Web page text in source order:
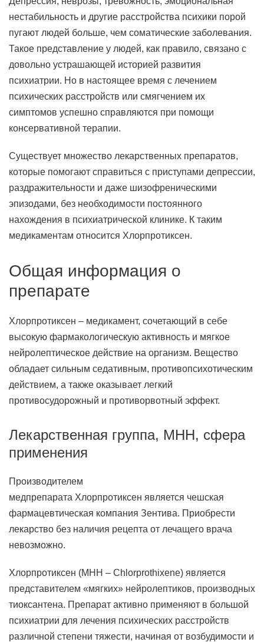
нестабильность и другие расстройства психики порой
пугают людей больше, чем соматические заболевания.
Такое представление у людей, как правило, связано с
довольно устрашающей историей развития
психиатрии. Но в настоящее время с лечением
психических расстройств или смягчением их
симптомов успешно справляются при помощи
консервативной терапии.
Существует множество лекарственных препаратов,
которые помогают справиться с приступами депрессии,
раздражительности и даже шизофреническими
эпизодами, без необходимости постоянного
нахождения в психиатрической клинике. К таким
медикаментам относится Хлорпротиксен.
Общая информация о
препарате
Хлорпротиксен – медикамент, сочетающий в себе
высокую фармакологическую активность и мягкое
нейролептическое действие на организм. Вещество
обладает сильным седативным, противопсихотическим
действием, а также оказывает легкий
противосудорожный и противорвотный эффект.
Лекарственная группа, МНН, сфера
применения
Производителем
медпрепарата Хлорпротиксен является чешская
фармацевтическая компания Зентива. Приобрести
лекарство без наличия рецепта от лечащего врача
невозможно.
Хлорпротиксен (МНН – Chlorprothixene) является
представителем «мягких» нейролептиков, производных
тиоксантена. Препарат активно применяют в большой
психиатрии для лечения психических расстройств
различной степени тяжести, начиная от возбудимости и